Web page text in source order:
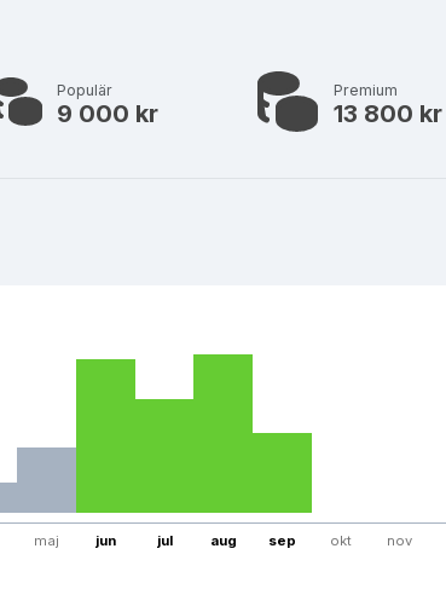
Populär
9 000 kr
Premium
13 800 kr
maj jun jul aug sep okt nov